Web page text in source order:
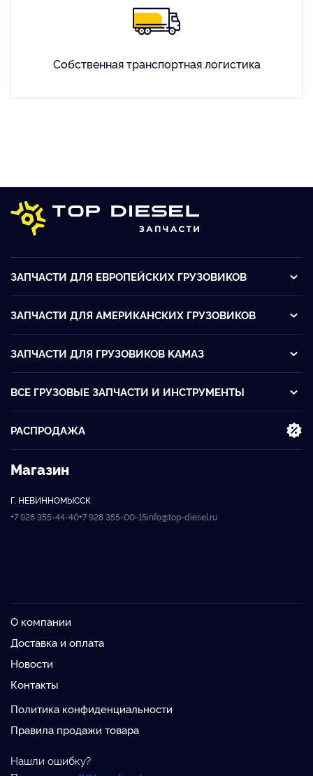
Собственная транспортная логистика
ЗАПЧАСТИ ДЛЯ ЕВРОПЕЙСКИХ ГРУЗОВИКОВ
ЗАПЧАСТИ ДЛЯ АМЕРИКАНСКИХ ГРУЗОВИКОВ
ЗАПЧАСТИ ДЛЯ ГРУЗОВИКОВ KАМАЗ
ВСЕ ГРУЗОВЫЕ ЗАПЧАСТИ И ИНСТРУМЕНТЫ
РАСПРОДАЖА
Магазин
Г. НЕВИННОМЫССК
+7 928 355-44-40+7 928 355-00-15info@top-diesel.ru
О компании
Доставка и оплата
Новости
Контакты
Политика конфиденциальности
Правила продажи товара
Нашли ошибку?